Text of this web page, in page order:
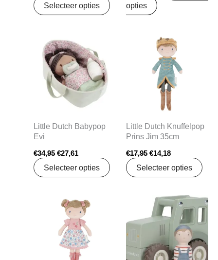
Selecteer opties
opties
Little Dutch Babypop
Evi
€34,95
prijs
was:
€34,95.
€27,61
prijs
is:
€27,61.
Selecteer opties
Little Dutch Knuffelpop
Prins Jim 35cm
€17,95
Oorspronkelijke
prijs
was:
€17,95.
€14,18
prijs
is:
€14,18.
Selecteer opties
Oorspronkelijke
prijs
was:
€17,99.
Huidige
prijs
is:
€15,99.